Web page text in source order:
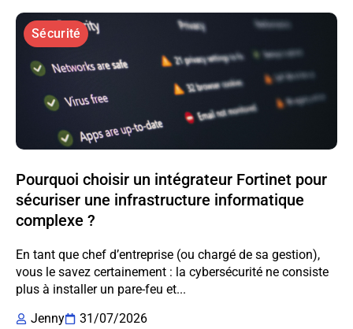
Sécurité
Pourquoi choisir un intégrateur Fortinet pour
sécuriser une infrastructure informatique
complexe ?
En tant que chef d’entreprise (ou chargé de sa gestion),
vous le savez certainement : la cybersécurité ne consiste
plus à installer un pare-feu et...
Jenny
31/07/2026